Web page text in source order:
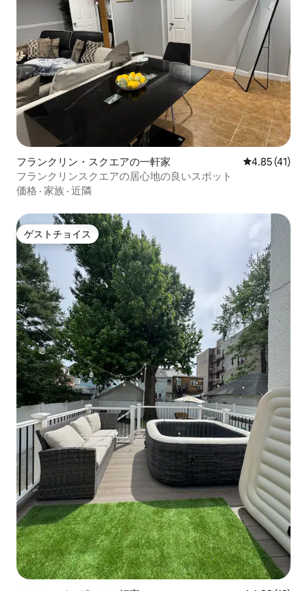
フランクリン・スクエアの一軒家 レビュー41
4.85 (41)
フランクリンスクエアの居心地の良いスポット
価格 · 家族 · 近隣
ゲストチョイス
ゲストチョイス